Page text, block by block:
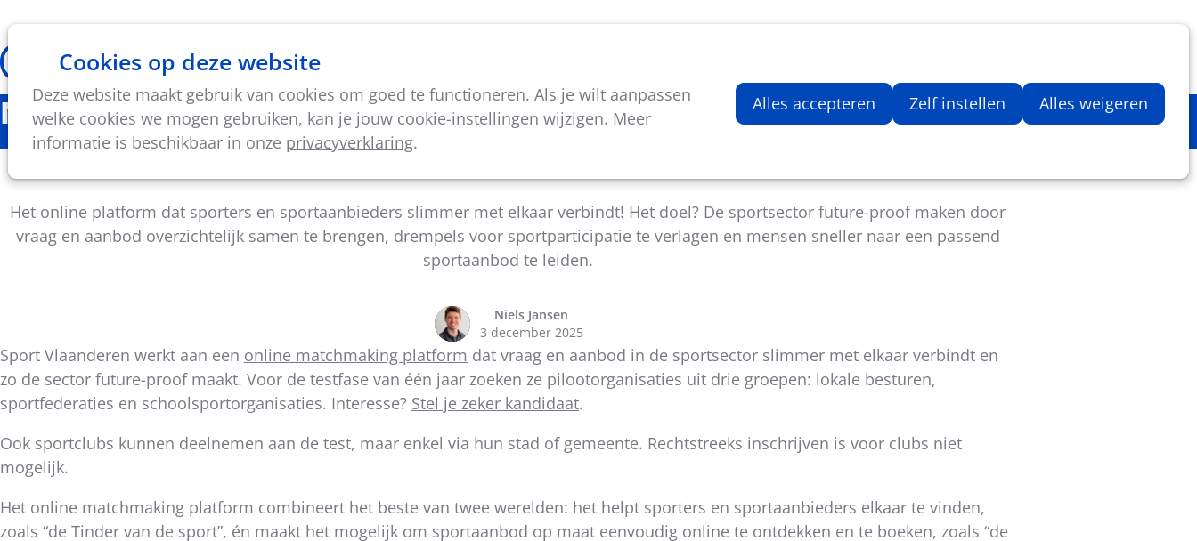
Cookies op deze website
Deze website maakt gebruik van cookies om goed te functioneren. Als je wilt aanpassen
welke cookies we mogen gebruiken, kan je jouw cookie-instellingen wijzigen. Meer
informatie is beschikbaar in onze privacyverklaring.
Alles accepteren Zelf instellen Alles weigeren
Thema's Vorming & activiteiten
Aantal artikelen in
Nieuws
Sport Vlaanderen lanceert Matchmaking
Het online platform dat sporters en sportaanbieders slimmer met elkaar verbindt! Het doel? De sportsector future-proof maken door
vraag en aanbod overzichtelijk samen te brengen, drempels voor sportparticipatie te verlagen en mensen sneller naar een passend
sportaanbod te leiden.
Niels Jansen
3 december 2025
Sport Vlaanderen werkt aan een online matchmaking platform dat vraag en aanbod in de sportsector slimmer met elkaar verbindt en
zo de sector future-proof maakt. Voor de testfase van één jaar zoeken ze pilootorganisaties uit drie groepen: lokale besturen,
sportfederaties en schoolsportorganisaties. Interesse? Stel je zeker kandidaat.
Ook sportclubs kunnen deelnemen aan de test, maar enkel via hun stad of gemeente. Rechtstreeks inschrijven is voor clubs niet
mogelijk.
Het online matchmaking platform combineert het beste van twee werelden: het helpt sporters en sportaanbieders elkaar te vinden,
zoals “de Tinder van de sport”, én maakt het mogelijk om sportaanbod op maat eenvoudig online te ontdekken en te boeken, zoals “de
Deel
dit
bericht